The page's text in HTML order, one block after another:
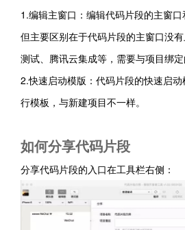
1.编辑主窗口： 编辑代码片段的主窗口
但主要区别在于代码片段的主窗口没
测试、腾讯云集成等，需要与项目绑定
2.快速启动模版：代码片段的快速启
行模板，与新建项目不一样。
如何分享代码片段
分享代码片段的入口在工具栏右侧：